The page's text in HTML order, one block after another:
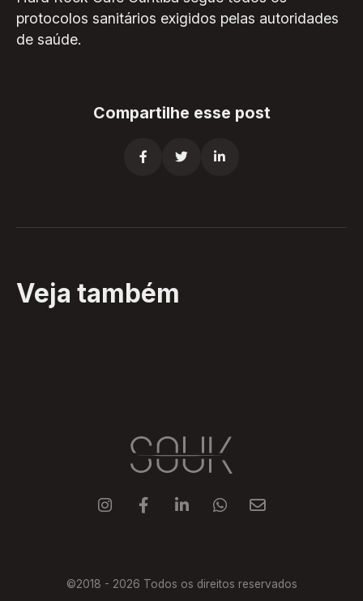
protocolos sanitários exigidos pelas autoridades
de saúde.
Compartilhe esse post
  
Veja também
    
©2018 - 2026 Todos os direitos reservados